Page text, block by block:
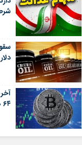
۶۴ هزار دلار ماند